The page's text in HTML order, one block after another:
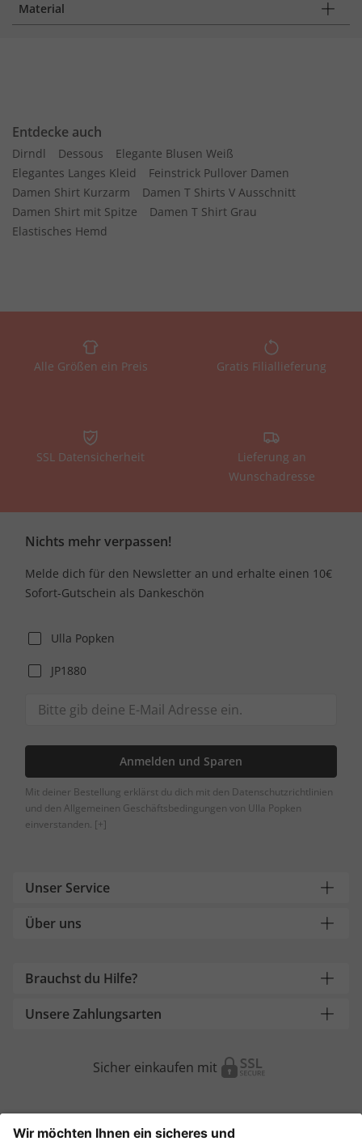
Material
Entdecke auch
Dirndl Dessous
Elegante Blusen Weiß
Elegantes Langes Kleid
Feinstrick Pullover Damen
Damen Shirt Kurzarm
Damen T Shirts V Ausschnitt
Damen Shirt mit Spitze
Damen T Shirt Grau
Elastisches Hemd
Alle Größen ein Preis Gratis Filiallieferung
SSL Datensicherheit
Lieferung an
Wunschadresse
Nichts mehr verpassen!
Melde dich für den Newsletter an und erhalte einen 10€
Sofort-Gutschein als Dankeschön
Ulla Popken
JP1880
Anmelden und Sparen
Mit deiner Bestellung erklärst du dich mit den Datenschutzrichtlinien
und den Allgemeinen Geschäftsbedingungen von Ulla Popken
einverstanden. [+]
Unser Service
Über uns
Brauchst du Hilfe?
Unsere Zahlungsarten
Sicher einkaufen mit
Weitere Onlineshops